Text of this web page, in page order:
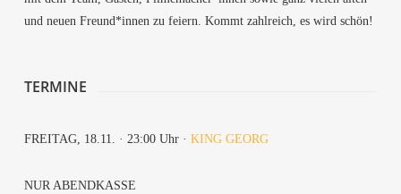
und neu­en Freund*innen zu fei­ern. Kommt zahl­reich, es wird schön!
TER­MI­NE
FREI­TAG, 18.11. · 23:00 Uhr · KING GEORG
NUR ABEND­KAS­SE